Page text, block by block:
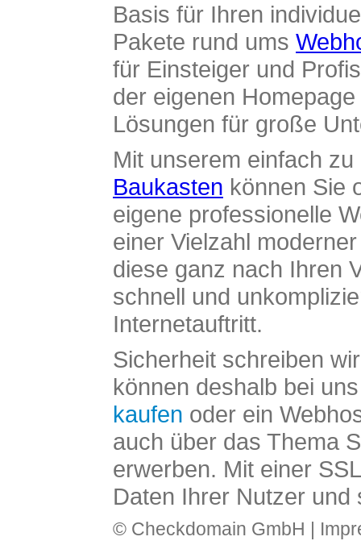
Basis für Ihren
Pakete rund ums
für Einsteiger und
der eigenen
Lösungen für große
Mit unserem einfach
Baukasten können Sie
eigene professionelle
einer Vielzahl
diese ganz nach Ihren
schnell und
Internetauftritt.
Sicherheit schreiben
können deshalb bei
kaufen oder ein
auch über das Thema
erwerben. Mit einer
Daten Ihrer Nutzer und
© Checkdomain GmbH |